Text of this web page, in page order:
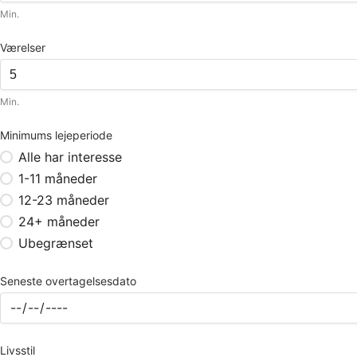
Min.
Værelser
Min.
Minimums lejeperiode
Alle har interesse
1-11 måneder
12-23 måneder
24+ måneder
Ubegrænset
Seneste overtagelsesdato
Livsstil